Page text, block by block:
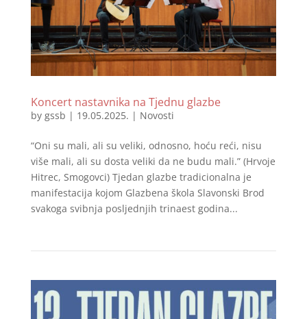
Koncert nastavnika na Tjednu glazbe
by gssb | 19.05.2025. | Novosti
“Oni su mali, ali su veliki, odnosno, hoću reći, nisu
više mali, ali su dosta veliki da ne budu mali.” (Hrvoje
Hitrec, Smogovci) Tjedan glazbe tradicionalna je
manifestacija kojom Glazbena škola Slavonski Brod
svakoga svibnja posljednjih trinaest godina...